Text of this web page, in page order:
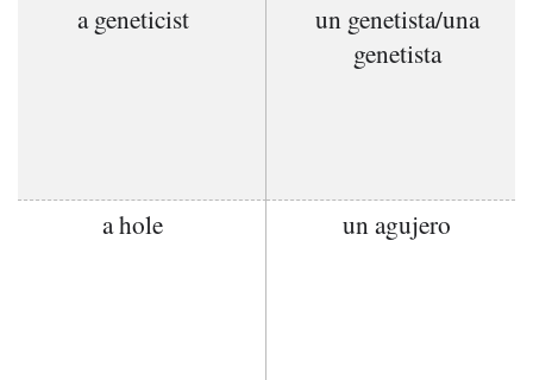
a geneticist
un genetista/una
genetista
a hole un agujero